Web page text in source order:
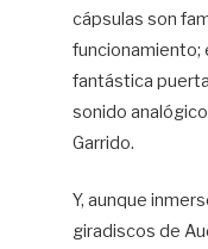
cápsulas son
funcionamiento;
fantástica
sonido
Garrido.
Y, aunque
giradiscos de